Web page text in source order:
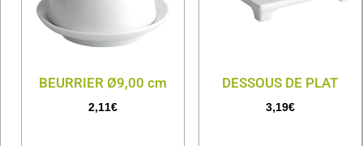
BEURRIER Ø9,00 cm
2,11€
DESSOUS DE PLAT
3,19€